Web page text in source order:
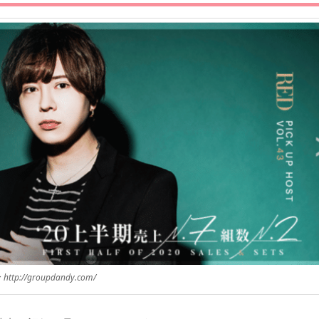
http://groupdandy.com/